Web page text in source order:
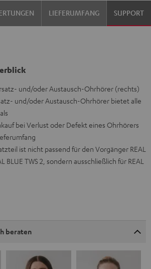
LIEFERUMFANG SUPPORT
und/oder Austausch-Ohrhörer (rechts)
und/oder Austausch-Ohrhörer bietet alle
bei Verlust oder Defekt eines Ohrhörers
ist nicht passend für den Vorgänger REAL
BLUE TWS 2, sondern ausschließlich für REAL
beraten